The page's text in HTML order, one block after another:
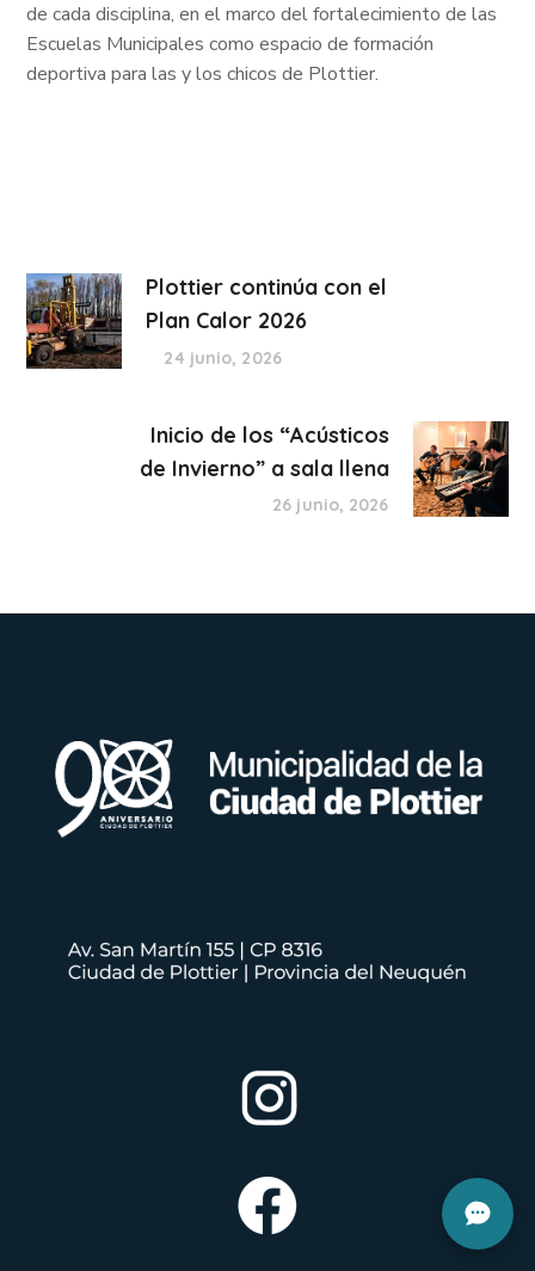
de cada disciplina, en el marco del fortalecimiento de las
Escuelas Municipales como espacio de formación
deportiva para las y los chicos de Plottier.
Plottier continúa con el
Plan Calor 2026
24 junio, 2026
Inicio de los “Acústicos
de Invierno” a sala llena
26 junio, 2026